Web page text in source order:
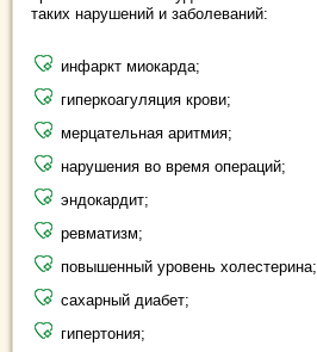
таких нарушений и заболеваний:
инфаркт миокарда;
гиперкоагуляция крови;
мерцательная аритмия;
нарушения во время операций;
эндокардит;
ревматизм;
повышенный уровень холестерина;
сахарный диабет;
гипертония;